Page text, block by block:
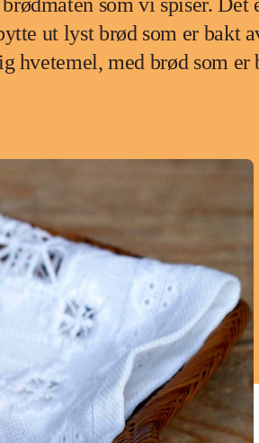
ut lyst brød som er bakt
hvetemel, med brød som er